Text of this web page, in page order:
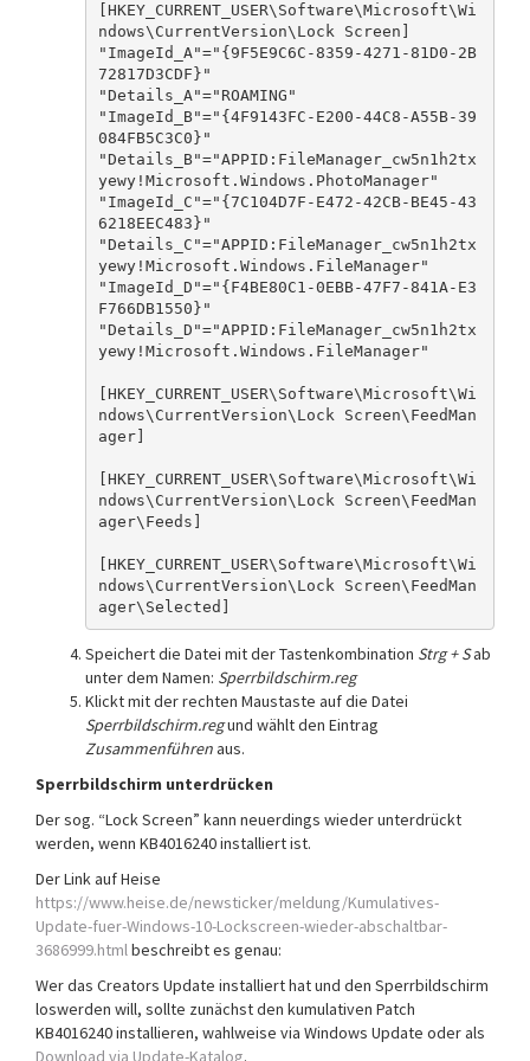
[HKEY_CURRENT_USER\Software\Microsoft\Wi
ndows\CurrentVersion\Lock Screen]
"ImageId_A"="{9F5E9C6C-8359-4271-81D0-2B
72817D3CDF}"
"Details_A"="ROAMING"
"ImageId_B"="{4F9143FC-E200-44C8-A55B-39
084FB5C3C0}"
"Details_B"="APPID:FileManager_cw5n1h2tx
yewy!Microsoft.Windows.PhotoManager"
"ImageId_C"="{7C104D7F-E472-42CB-BE45-43
6218EEC483}"
"Details_C"="APPID:FileManager_cw5n1h2tx
yewy!Microsoft.Windows.FileManager"
"ImageId_D"="{F4BE80C1-0EBB-47F7-841A-E3
F766DB1550}"
"Details_D"="APPID:FileManager_cw5n1h2tx
yewy!Microsoft.Windows.FileManager"
[HKEY_CURRENT_USER\Software\Microsoft\Wi
ndows\CurrentVersion\Lock Screen\FeedMan
ager]
[HKEY_CURRENT_USER\Software\Microsoft\Wi
ndows\CurrentVersion\Lock Screen\FeedMan
ager\Feeds]
[HKEY_CURRENT_USER\Software\Microsoft\Wi
ndows\CurrentVersion\Lock Screen\FeedMan
ager\Selected]
Speichert die Datei mit der Tastenkombination Strg + Sab
unter dem Namen: Sperrbildschirm.reg
Klickt mit der rechten Maustaste auf die Datei
Sperrbildschirm.regund wählt den Eintrag
Zusammenführenaus.
Sperrbildschirm unterdrücken
Der sog. “Lock Screen” kann neuerdings wieder unterdrückt
werden, wenn KB4016240 installiert ist.
Der Link auf Heise
https://www.heise.de/newsticker/meldung/Kumulatives-
Update-fuer-Windows-10-Lockscreen-wieder-abschaltbar-
3686999.htmlbeschreibt es genau:
Wer das Creators Update installiert hat und den Sperrbildschirm
loswerden will, sollte zunächst den kumulativen Patch
KB4016240 installieren, wahlweise via Windows Update oder als
Download via Update-Katalog.